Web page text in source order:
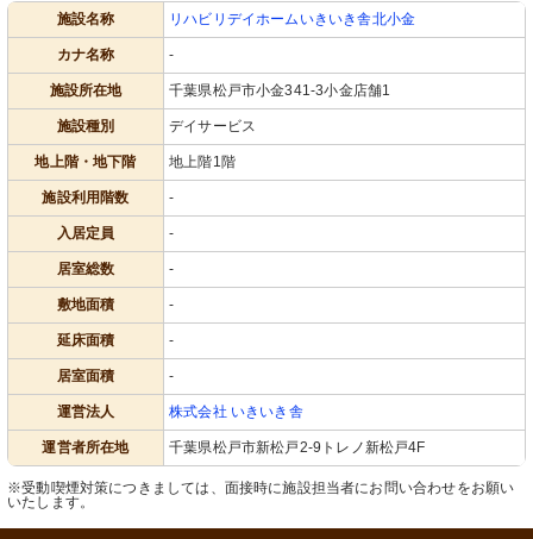
施設名称 リハビリデイホームいきいき舎北小金
カナ名称 -
施設所在地 千葉県松戸市小金341-3小金店舗1
施設種別 デイサービス
地上階・地下階 地上階1階
施設利用階数 -
入居定員 -
居室総数 -
敷地面積 -
延床面積 -
居室面積 -
運営法人 株式会社 いきいき舎
運営者所在地 千葉県松戸市新松戸2-9トレノ新松戸4F
※受動喫煙対策につきましては、面接時に施設担当者にお問い合わせをお願い
いたします。